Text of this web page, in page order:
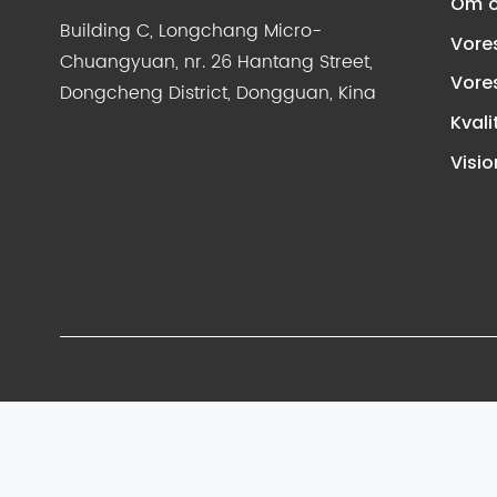
Building C, Longchang Micro-
Chuangyuan, nr. 26 Hantang Street,
Dongcheng District, Dongguan, Kina